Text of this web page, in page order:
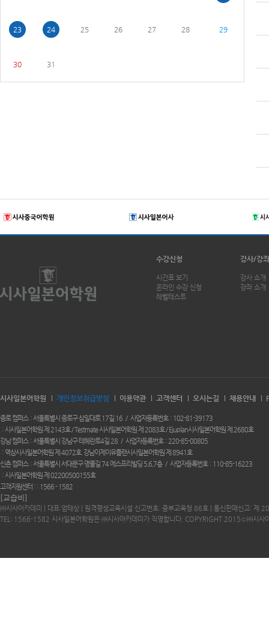
23 24 25 26 27 28 29
30 31
수강신청
시간표 보기
온라인 수강 신청
레벨테스트
강사/강좌
강사 소개
강좌 소개
시사일본어학원 개인정보취급방침 이용약관 고객센터 오시는길 채용안내
종로 캠퍼스 서울특별시 종로구 삼일대로 17길 16 사업자등록번호
102-81-39173
시사일본어학원 제 2143호 / Testmate 시사일본어학원 제 2083호 / Ejuplan시사일본어학원 제 2680호
강남 캠퍼스
서울특별시 강남구 테헤란로4길 28 사업자등록번호
220-85-00805
역삼시사일본어학원 제 4072호. 강남이제이유플랜시사일본어학원 제 8941호
신촌 캠퍼스
서울특별시 서대문구 명물길 74 에스프리빌딩 5,6,7층 사업자등록번호
110-85-16223
시사일본어학원 제 02200500155호
고객지원센터 :
1566 - 1582
[교습비]
㈜시사아카데미 | 대표:엄태상 | 원격평생교육시설 신고번호: 중부교육청 86호 | 통신판매신고: 제
TEL: 1566-1582 시사일본어학원은 ㈜시사아카데미가 직영합니다. COPYRIGHT 2015ⓒ㈜시사